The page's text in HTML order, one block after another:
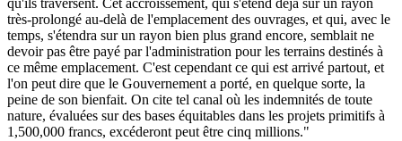
qu'ils traversent. Cet accroissement, qui s'étend déjà sur un rayon
très-prolongé au-delà de l'emplacement des ouvrages, et qui, avec le
temps, s'étendra sur un rayon bien plus grand encore, semblait ne
devoir pas être payé par l'administration pour les terrains destinés à
ce même emplacement. C'est cependant ce qui est arrivé partout, et
l'on peut dire que le Gouvernement a porté, en quelque sorte, la
peine de son bienfait. On cite tel canal où les indemnités de toute
nature, évaluées sur des bases équitables dans les projets primitifs à
1,500,000 francs, excéderont peut être cinq millions."